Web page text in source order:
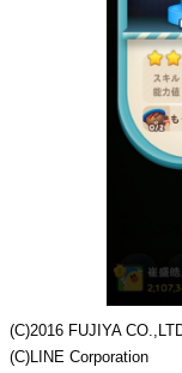
(C)2016 FUJIYA
(C)LINE Corporation